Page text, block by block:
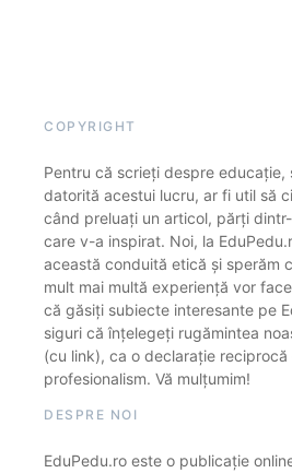
COPYRIGHT
Pentru că scrieți despre educație,
datorită acestui lucru, ar fi util să
când preluați un articol, părți
care v-a inspirat. Noi, la
această conduită etică și sperăm
mult mai multă experiență vor
că găsiți subiecte interesante pe
siguri că înțelegeți rugămintea
(cu link), ca o declarație
profesionalism. Vă mulțumim!
DESPRE NOI
EduPedu.ro este o publicație